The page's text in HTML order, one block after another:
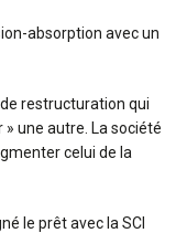
absorption avec un
restructuration qui
une autre. La société
celui de la
le prêt avec la SCI